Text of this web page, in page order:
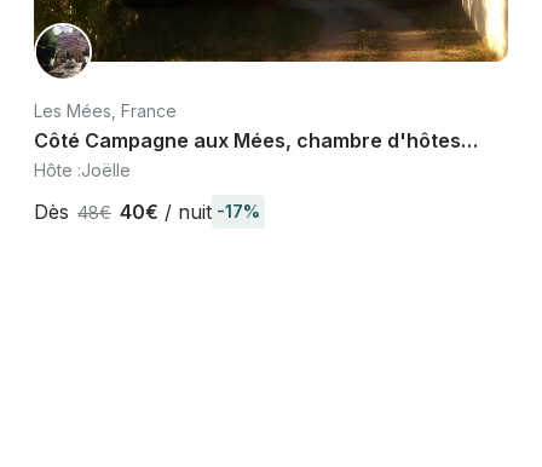
Les Mées, France
Côté Campagne aux Mées, chambre d'hôtes
atypique en Haute-Provence
Hôte :Joëlle
Dès 48€ 40€ / nuit -17%